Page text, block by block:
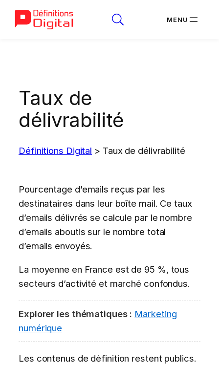
Taux de
délivrabilité
Définitions Digital > Taux de délivrabilité
Pourcentage d’emails reçus par les
destinataires dans leur boîte mail. Ce taux
d’emails délivrés se calcule par le nombre
d’emails aboutis sur le nombre total
d’emails envoyés.
La moyenne en France est de 95 %, tous
secteurs d’activité et marché confondus.
Explorer les thématiques : Marketing
numérique
Les contenus de définition restent publics.